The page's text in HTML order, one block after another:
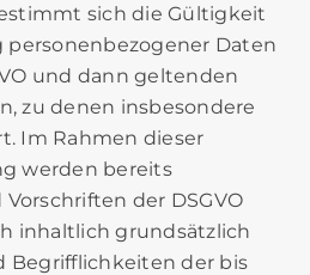
sich die Gültigkeit
personenbezogener Daten
und dann geltenden
zu denen insbesondere
Im Rahmen dieser
werden bereits
der DSGVO
inhaltlich grundsätzlich
Begrifflichkeiten der bis